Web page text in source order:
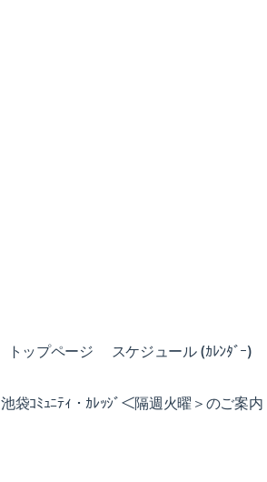
トップページ スケジュール (ｶﾚﾝﾀﾞｰ)
池袋ｺﾐｭﾆﾃｨ・ｶﾚｯｼﾞ＜隔週火曜＞のご案内